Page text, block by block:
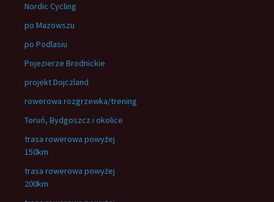
Nordic Cycling
po Mazowszu
po Podlasiu
Pojezierze Brodnickie
projekt Dojczland
rowerowa rozgrzewka/trening
Toruń, Bydgoszcz i okolice
trasa rowerowa powyżej
150km
trasa rowerowa powyżej
200km